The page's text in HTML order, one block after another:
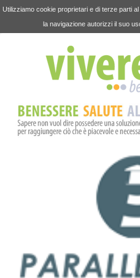
Utilizziamo cookie proprietari e di terze parti
la navigazione autorizzi il suo